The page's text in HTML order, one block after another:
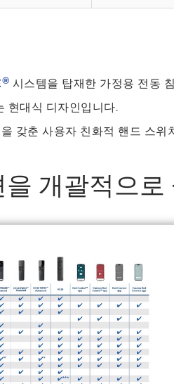
® 시스템을 탑재한 가정용 전동
현대식 디자인입니다.
갖춘 사용자 친화적 핸드 스
개괄적으로